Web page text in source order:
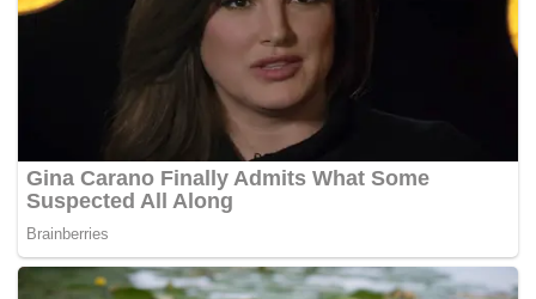
perjudian yang ditemui namun sekiranya ada ia akan
dirampas dan sebab itu kita akan terus memohon waran
geledah terhadap premis yang disyaki menjalankan aktiviti
Saya juga harap masyarakat setempat dapat terus
membantu polis dengan menyalurkan sebarang maklumat
mengenai aktiviti ini,” katanya. –